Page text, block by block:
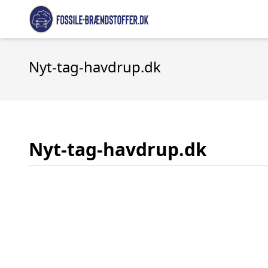
Nyt-tag-havdrup.dk
Nyt-tag-havdrup.dk